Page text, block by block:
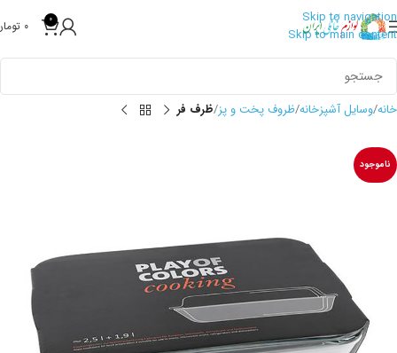
Skip to navigation
Skip to main content
0
0
خانه وسایل آشپزخانه ظروف پخت و پز ظرف فر
ناموجود